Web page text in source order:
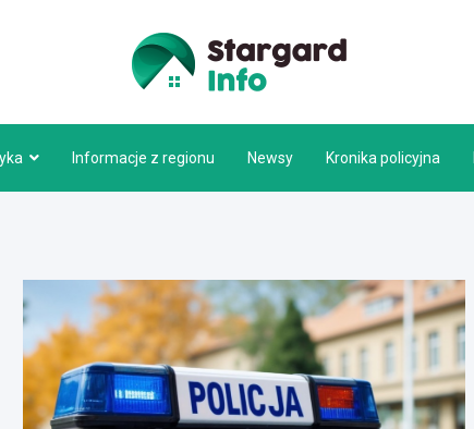
Informacje z regionu Newsy Kronika policyjna